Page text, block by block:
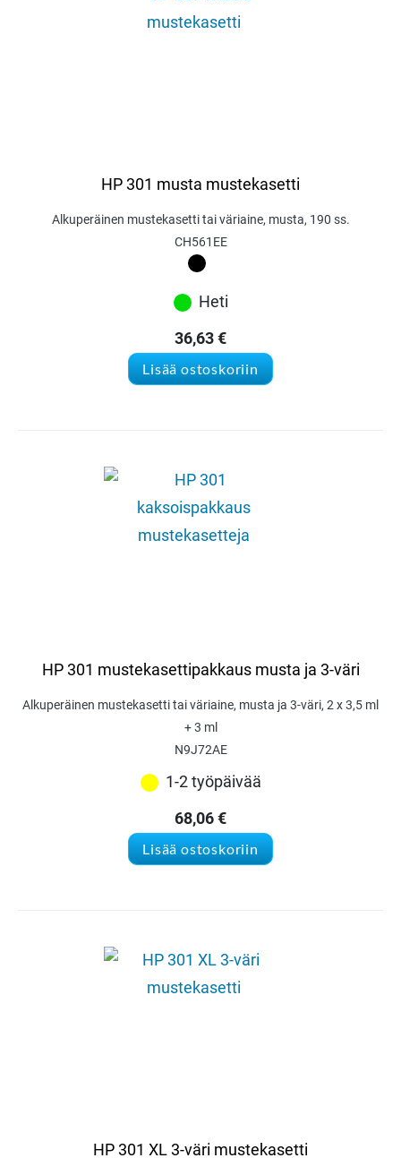
HP 301 musta mustekasetti
Alkuperäinen mustekasetti tai väriaine, musta, 190 ss.
CH561EE
Heti
36,63€
Lisää ostoskoriin
HP 301 mustekasettipakkaus musta ja 3-väri
Alkuperäinen mustekasetti tai väriaine, musta ja 3-väri, 2 x 3,5 ml
+ 3 ml
N9J72AE
1-2 työpäivää
68,06€
Lisää ostoskoriin
HP 301 XL 3-väri mustekasetti